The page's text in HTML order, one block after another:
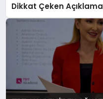
Dikkat Çeken Açıklama